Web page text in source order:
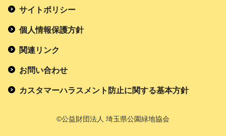
サイトポリシー
個人情報保護方針
関連リンク
お問い合わせ
カスタマーハラスメント防止に関する基本方針
©公益財団法人 埼玉県公園緑地協会